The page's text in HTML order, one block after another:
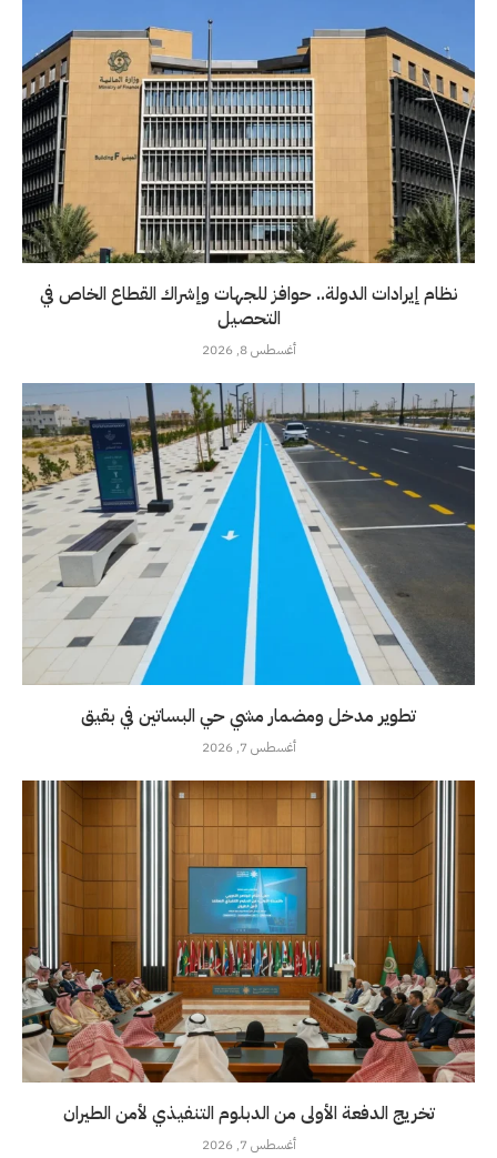
نظام إيرادات الدولة.. حوافز للجهات وإشراك القطاع الخاص في
التحصيل
أغسطس 8, 2026
تطوير مدخل ومضمار مشي حي البساتين في بقيق
أغسطس 7, 2026
تخريج الدفعة الأولى من الدبلوم التنفيذي لأمن الطيران
أغسطس 7, 2026